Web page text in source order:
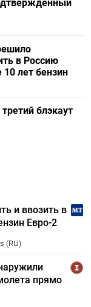
в Россию
лет бензин
блэкаут